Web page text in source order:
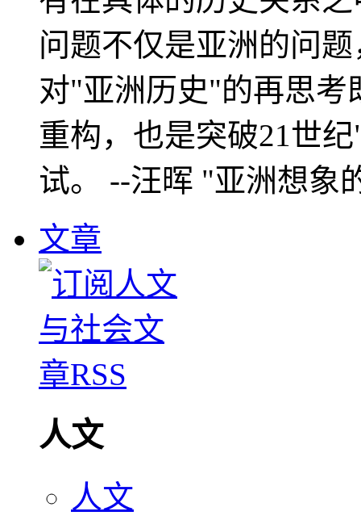
问题不仅是亚洲的问
对"亚洲历史"的再思考
重构，也是突破21世
试。 --汪晖 "亚洲想象
文章
人文
人文